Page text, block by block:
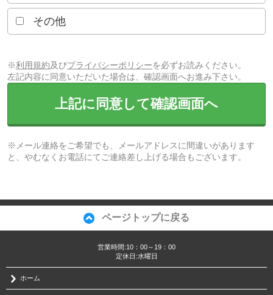
その他
※利用規約及びプライバシーポリシーを必ずお読みください。
左記内容に同意いただいた場合は、確認画面へお進み下さい。
上記に同意して確認画面へ
※メール連絡をご希望でも、メールアドレスに間違いがあります
と、やむなくお電話にてご連絡差し上げる場合もございます。
ページトップに戻る
営業時間:10：00～19：00
定休日:水曜日
ホーム